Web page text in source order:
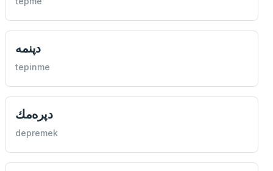
دپنمه
tepinme
دپره‌مك
depremek